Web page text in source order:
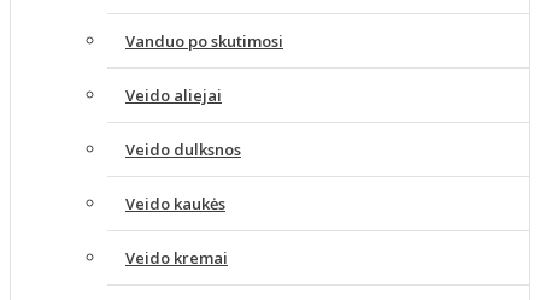
Vanduo po skutimosi
Veido aliejai
Veido dulksnos
Veido kaukės
Veido kremai